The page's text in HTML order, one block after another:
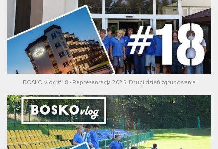
BOSKO vlog #18 - Reprezentacja 2025, Drugi dzień zgrupowania